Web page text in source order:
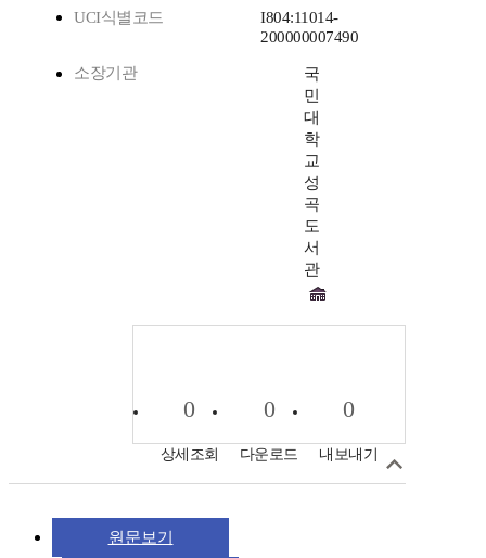
UCI식별코드
I804:11014-
200000007490
소장기관
국
민
대
학
교
성
곡
도
서
관
0
상세조회
0
다운로드
0
내보내기
원문보기